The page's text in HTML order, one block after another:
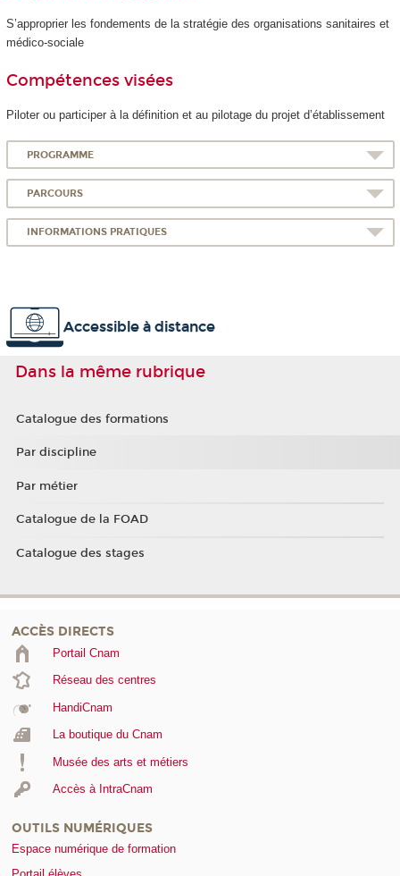
S’approprier les fondements de la stratégie des organisations sanitaires et
médico-sociale
Compétences visées
Piloter ou participer à la définition et au pilotage du projet d’établissement
PROGRAMME
PARCOURS
INFORMATIONS PRATIQUES
Accessible à distance
Dans la même rubrique
Catalogue des formations
Par discipline
Par métier
Catalogue de la FOAD
Catalogue des stages
ACCÈS DIRECTS
Portail Cnam
Réseau des centres
HandiCnam
La boutique du Cnam
Musée des arts et métiers
Accès à IntraCnam
OUTILS NUMÉRIQUES
Espace numérique de formation